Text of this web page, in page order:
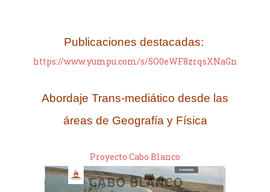
Publicaciones destacadas:
https://www.yumpu.com/s/5O0eWF8zrqsXNaGn
Abordaje Trans-mediático desde las
áreas de Geografía y Física
Proyecto Cabo Blanco